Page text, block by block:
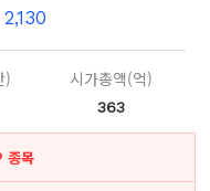
2,130
) 시가총액(억)
363
종목